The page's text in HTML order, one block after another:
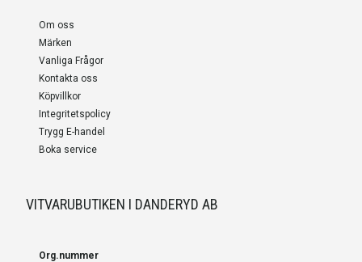
Om oss
Märken
Vanliga Frågor
Kontakta oss
Köpvillkor
Integritetspolicy
Trygg E-handel
Boka service
VITVARUBUTIKEN I DANDERYD AB
Org.nummer